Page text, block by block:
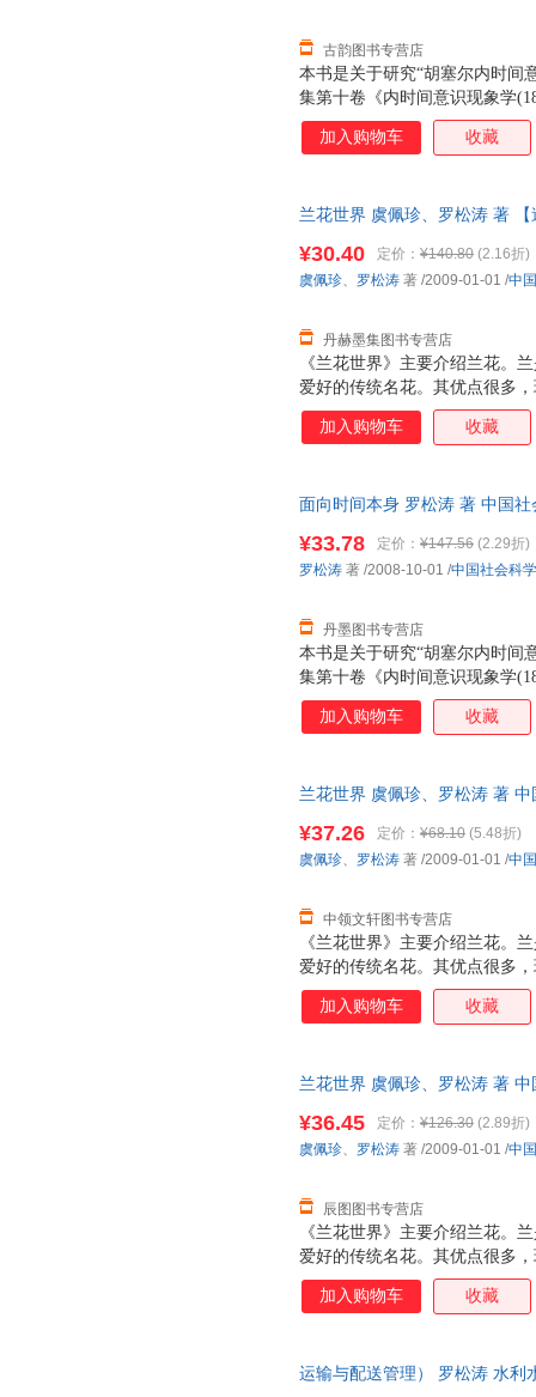
本书是关于研究“胡塞尔内时间
集第十卷《内时间意识现象学
塞尔生前已发表著作和身后被
与分析入手，对胡塞尔内时间
古韵图书专营店
加入购物车 收藏
兰花世界 虞佩珍、罗松涛 著
《兰花世界》主要介绍兰花。
爱好的传统名花。其优点很多
色清、姿清、韵清”（董必武语
清而不聚，随风徐徐飘来，令
长”（郑燮：“题兰”诗）是也。
¥30.40 定价： ¥140.80 (2.16折)
丹赫墨集图书专营店
虞佩珍、 罗松涛 著 /2009-01-01 /中
加入购物车 收藏
面向时间本身 罗松涛 著 中国社
本书是关于研究“胡塞尔内时间
集第十卷《内时间意识现象学
塞尔生前已发表著作和身后被
与分析入手，对胡塞尔内时间
¥33.78 定价： ¥147.56 (2.29折)
丹墨图书专营店
罗松涛 著 /2008-10-01 /中国社会科
加入购物车 收藏
兰花世界 虞佩珍、罗松涛 著
《兰花世界》主要介绍兰花。
爱好的传统名花。其优点很多
色清、姿清、韵清”（董必武语
清而不聚，随风徐徐飘来，令
长”（郑燮：“题兰”诗）是也。
¥37.26 定价： ¥68.10 (5.48折)
中领文轩图书专营店
虞佩珍、 罗松涛 著 /2009-01-01 /中
加入购物车 收藏
兰花世界 虞佩珍、罗松涛 著
《兰花世界》主要介绍兰花。
爱好的传统名花。其优点很多
色清、姿清、韵清”（董必武语
清而不聚，随风徐徐飘来，令
长”（郑燮：“题兰”诗）是也。
¥36.45 定价： ¥126.30 (2.89折)
辰图图书专营店
虞佩珍、 罗松涛 著 /2009-01-01 /中
加入购物车 收藏
运输与配送管理） 罗松涛 水利